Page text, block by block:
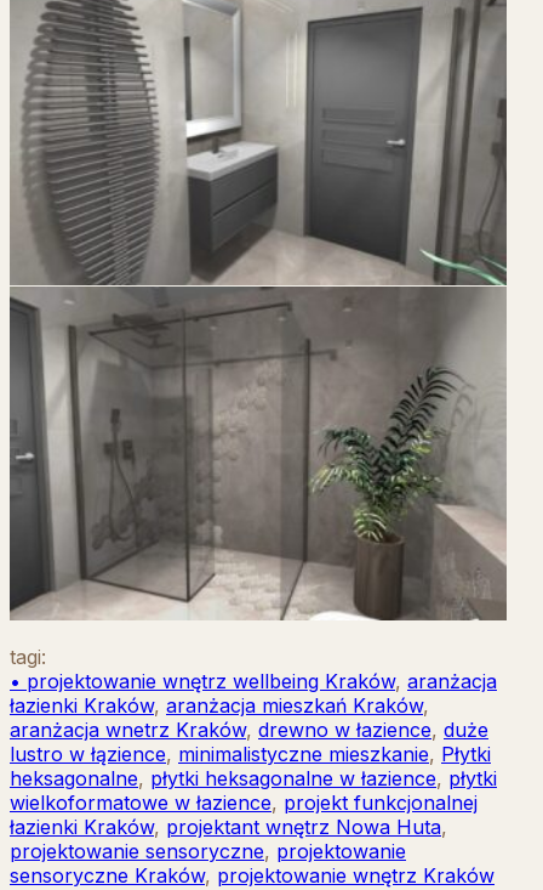
tagi:
• projektowanie wnętrz wellbeing Kraków, aranżacja
łazienki Kraków, aranżacja mieszkań Kraków,
aranżacja wnetrz Kraków, drewno w łazience, duże
lustro w łązience, minimalistyczne mieszkanie, Płytki
heksagonalne, płytki heksagonalne w łazience, płytki
wielkoformatowe w łazience, projekt funkcjonalnej
łazienki Kraków, projektant wnętrz Nowa Huta,
projektowanie sensoryczne, projektowanie
sensoryczne Kraków, projektowanie wnętrz Kraków